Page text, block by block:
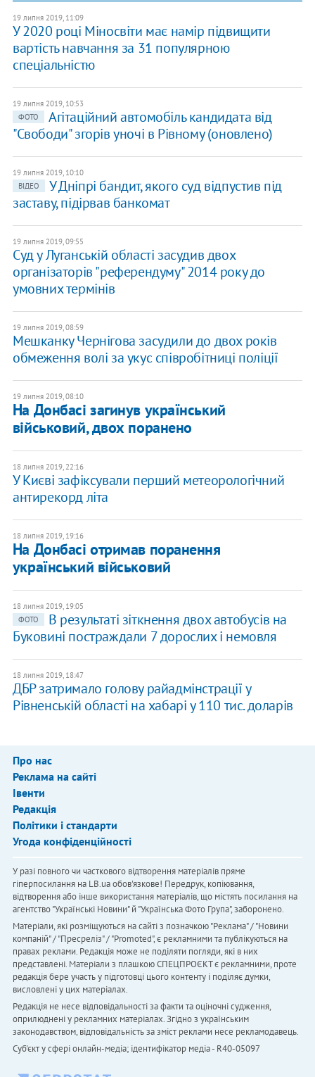
19 липня 2019, 11:09
У 2020 році Міносвіти має намір підвищити
вартість навчання за 31 популярною
спеціальністю
19 липня 2019, 10:53
ФОТО
Агітаційний автомобіль кандидата від
"Свободи" згорів уночі в Рівному (оновлено)
19 липня 2019, 10:10
ВІДЕО
У Дніпрі бандит, якого суд відпустив під
заставу, підірвав банкомат
19 липня 2019, 09:55
Суд у Луганській області засудив двох
організаторів "референдуму" 2014 року до
умовних термінів
19 липня 2019, 08:59
Мешканку Чернігова засудили до двох років
обмеження волі за укус співробітниці поліції
19 липня 2019, 08:10
На Донбасі загинув український
військовий, двох поранено
18 липня 2019, 22:16
У Києві зафіксували перший метеорологічний
антирекорд літа
18 липня 2019, 19:16
На Донбасі отримав поранення
український військовий
18 липня 2019, 19:05
ФОТО
В результаті зіткнення двох автобусів на
Буковині постраждали 7 дорослих і немовля
18 липня 2019, 18:47
ДБР затримало голову райадмінстрації у
Рівненській області на хабарі у 110 тис. доларів
Про нас
Реклама на сайті
Івенти
Редакція
Політики і стандарти
Угода конфіденційності
У разі повного чи часткового відтворення матеріалів пряме
гіперпосилання на LB.ua обов'язкове! Передрук, копіювання,
відтворення або інше використання матеріалів, що містять посилання на
агентство "Українськi Новини" й "Українська Фото Група", заборонено.
Матеріали, які розміщуються на сайті з позначкою "Реклама" / "Новини
компаній" / "Пресреліз" / "Promoted", є рекламними та публікуються на
правах реклами. Редакція може не поділяти погляди, які в них
представлені. Матеріали з плашкою СПЕЦПРОЄКТ є рекламними, проте
редакція бере участь у підготовці цього контенту і поділяє думки,
висловлені у цих матеріалах.
Редакція не несе відповідальності за факти та оціночні судження,
оприлюднені у рекламних матеріалах. Згідно з українським
законодавством, відповідальність за зміст реклами несе рекламодавець.
Cуб'єкт у сфері онлайн-медіа; ідентифікатор медіа - R40-05097